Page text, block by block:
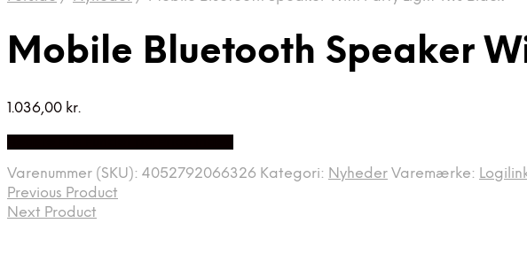
Mobile Bluetooth Speaker
1.036,00 kr.
Varenummer (SKU): 4052792066326 Kategori: Nyheder Varemærke:
Previous Product
Next Product